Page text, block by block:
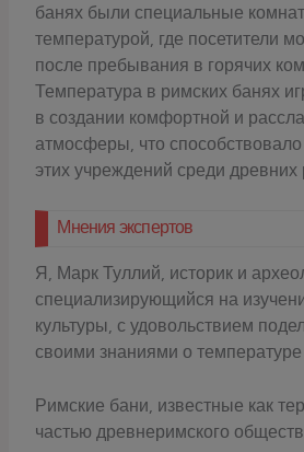
банях были специальные
температурой, где посетители
после пребывания в горячих
Температура в римских банях
в создании комфортной и
атмосферы, что
этих учреждений среди древних
Мнения экспертов
Я, Марк Туллий, историк и
специализирующийся на
культуры, с удовольствием
своими знаниями о
Римские бани, известные как
частью древнеримского